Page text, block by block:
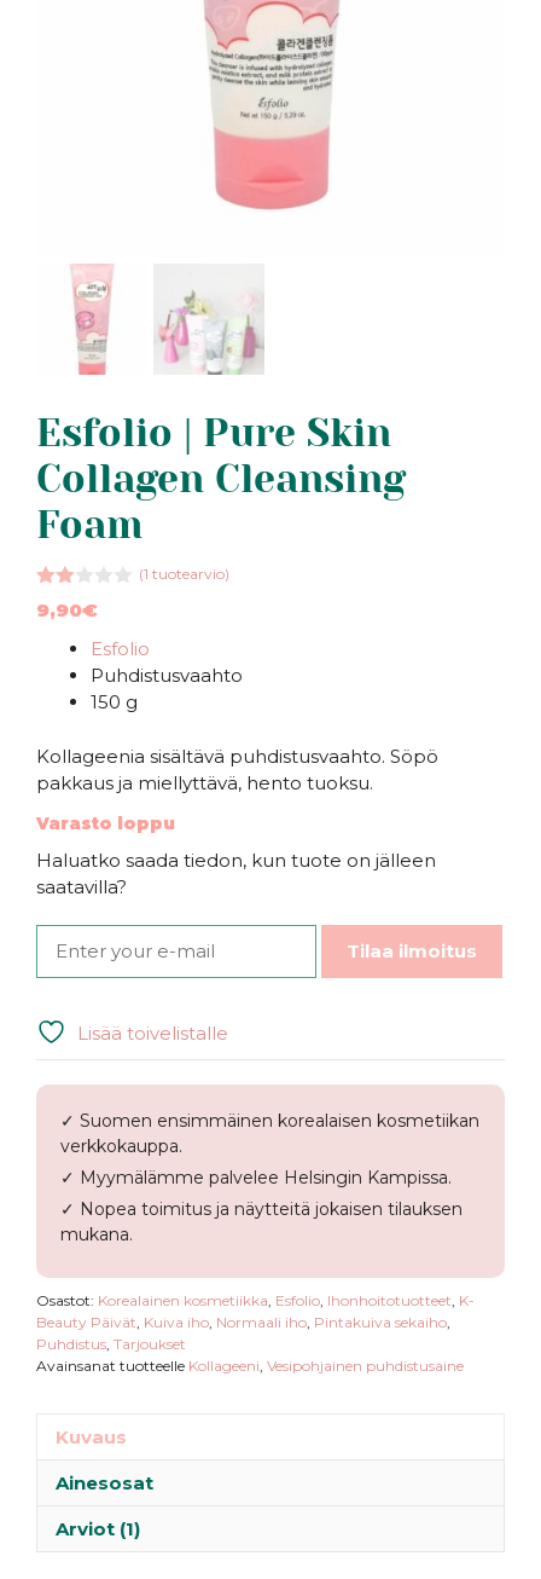
Esfolio | Pure Skin
Collagen Cleansing
Foam
2.00
5:st
(1 tuotearvio)
9,90€
Esfolio
Puhdistusvaahto
150 g
Kollageenia sisältävä puhdistusvaahto. Söpö
pakkaus ja miellyttävä, hento tuoksu.
Varasto loppu
Haluatko saada tiedon, kun tuote on jälleen
saatavilla?
Tilaa ilmoitus
Lisää toivelistalle
✓ Suomen ensimmäinen korealaisen kosmetiikan
verkkokauppa.
✓ Myymälämme palvelee Helsingin Kampissa.
✓ Nopea toimitus ja näytteitä jokaisen tilauksen
mukana.
Osastot: Korealainen kosmetiikka, Esfolio, Ihonhoitotuotteet, K-
Beauty Päivät, Kuiva iho, Normaali iho, Pintakuiva sekaiho,
Puhdistus, Tarjoukset
Avainsanat tuotteelle Kollageeni, Vesipohjainen puhdistusaine
Kuvaus
Ainesosat
Arviot (1)